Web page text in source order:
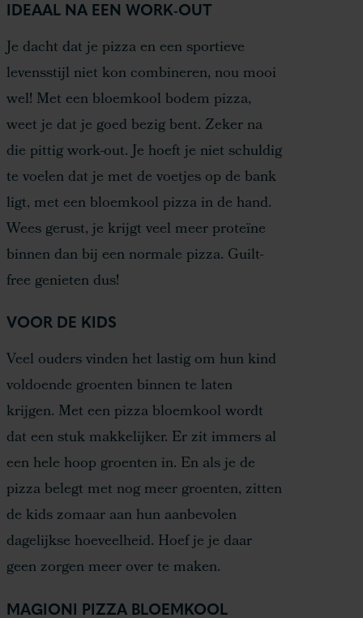
IDEAAL NA EEN WORK-OUT
Je dacht dat je pizza en een sportieve
levensstijl niet kon combineren, nou mooi
wel! Met een bloemkool bodem pizza,
weet je dat je goed bezig bent. Zeker na
die pittig work-out. Je hoeft je niet schuldig
te voelen dat je met de voetjes op de bank
ligt, met een bloemkool pizza in de hand.
Wees gerust, je krijgt veel meer proteïne
binnen dan bij een normale pizza. Guilt-
free genieten dus!
VOOR DE KIDS
Veel ouders vinden het lastig om hun kind
voldoende groenten binnen te laten
krijgen. Met een pizza bloemkool wordt
dat een stuk makkelijker. Er zit immers al
een hele hoop groenten in. En als je de
pizza belegt met nog meer groenten, zitten
de kids zomaar aan hun aanbevolen
dagelijkse hoeveelheid. Hoef je je daar
geen zorgen meer over te maken.
MAGIONI PIZZA BLOEMKOOL